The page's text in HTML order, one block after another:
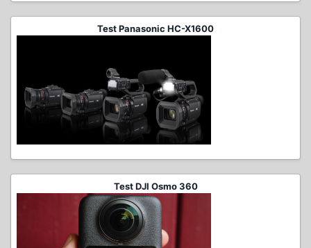
Test Panasonic HC-X1600
Test DJI Osmo 360